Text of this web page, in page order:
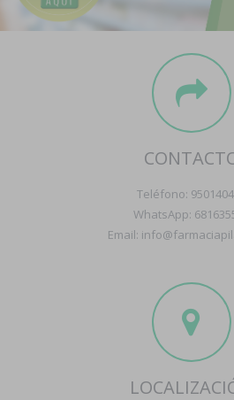
Boletín
Teléfono:
WhatsApp:
Email: